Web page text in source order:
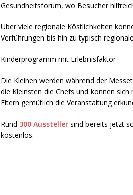
Gesundheitsforum, wo Besucher
Über viele regionale Köstlichkeiten
Verführungen bis hin zu typisch
Kinderprogramm mit Erlebnisfaktor
Die Kleinen werden während der
die Kleinsten die Chefs und können
Eltern gemütlich die Veranstaltung
Rund 300 Aussteller sind bereits jetzt
kostenlos.